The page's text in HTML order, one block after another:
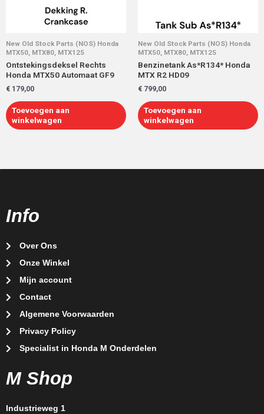
New Old Stock Parts (NOS) Honda
MTX50, MTX80, MTX125
Ontstekingsdeksel Rechts
Honda MTX50 Automaat GF9
€ 179,00
Toevoegen aan
winkelwagen
New Old Stock Parts (NOS) Honda
MTX50, MTX80, MTX125
Benzinetank As*R134* Honda
MTX R2 HD09
€ 799,00
Toevoegen aan
winkelwagen
Info
Over Ons
Onze Winkel
Mijn account
Contact
Algemene Voorwaarden
Privacy Policy
Specialist in Honda M Onderdelen
M Shop
Industrieweg 1